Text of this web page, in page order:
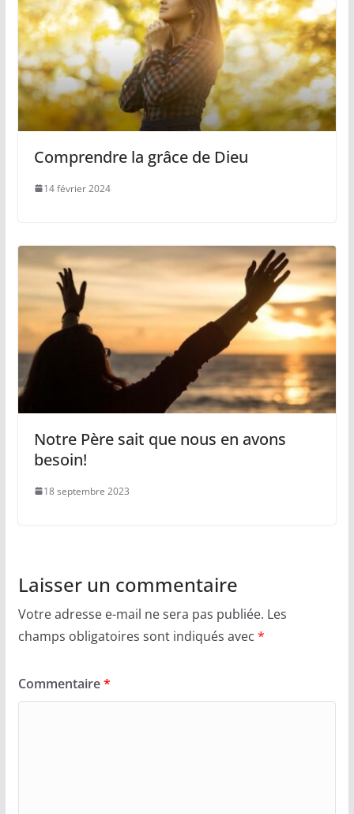
Comprendre la grâce de Dieu
14 février 2024
Notre Père sait que nous en avons
besoin!
18 septembre 2023
Laisser un commentaire
Votre adresse e-mail ne sera pas publiée. Les
champs obligatoires sont indiqués avec *
Commentaire*